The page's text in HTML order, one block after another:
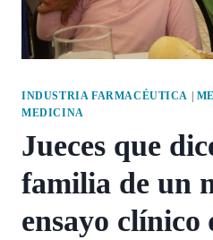
INDUSTRIA FARMACÉUTICA
MEDICINA
Jueces que
familia de un
ensayo clínico